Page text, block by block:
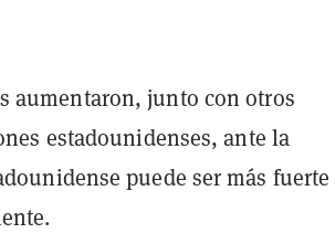
aumentaron, junto con otros
estadounidenses, ante la
puede ser más fuerte